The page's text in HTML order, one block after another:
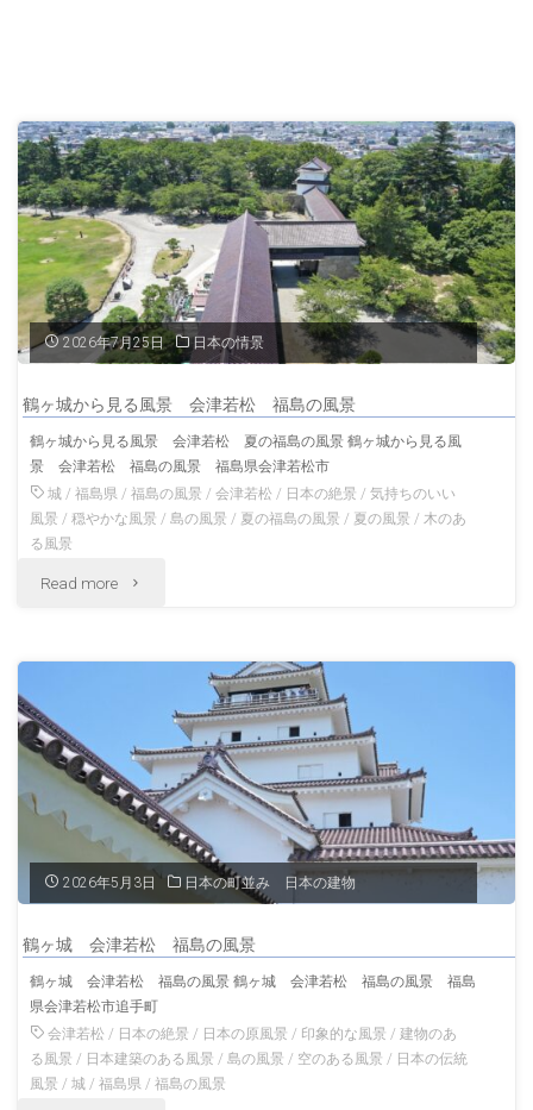
2026年7月25日 日本の情景
鶴ヶ城から見る風景 会津若松 福島の風景
鶴ヶ城から見る風景 会津若松 夏の福島の風景 鶴ヶ城から見る風
景 会津若松 福島の風景 福島県会津若松市
城 /福島県 /福島の風景 /会津若松 / 日本の絶景 /気持ちのいい
風景 /穏やかな風景 /島の風景 / 夏の福島の風景 / 夏の風景 / 木のあ
る風景
Read more "鶴
ら
見
る
景
会
津
2026年5月3日 日本の町並み 日本の建物
鶴ヶ城 会津若松 福島の風景
鶴ヶ城 会津若松 福島の風景 鶴ヶ城 会津若松 福島の風景 福島
県会津若松市追手町
会津若松 / 日本の絶景 / 日本の原風景 / 印象的な風景 /建物のあ
る風景 / 日本建築のある風景 /島の風景 / 空のある風景 / 日本の伝統
風景 /城 /福島県 /福島の風景